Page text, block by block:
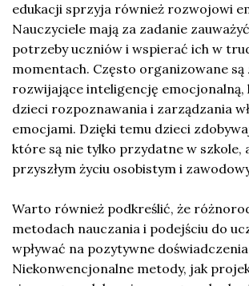
edukacji sprzyja również rozwojowi
Nauczyciele mają za zadanie
potrzeby uczniów i wspierać ich w
momentach. Często organizowane są
rozwijające inteligencję emocjonalną,
dzieci rozpoznawania i zarządzania
emocjami. Dzięki temu dzieci
które są nie tylko przydatne w szkole,
przyszłym życiu osobistym i
Warto również podkreślić, że
metodach nauczania i podejściu do
wpływać na pozytywne
Niekonwencjonalne metody, jak